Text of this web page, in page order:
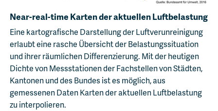
Near-real-time Karten der aktuellen Luftbelastung
Eine kartografische Darstellung der Luftverunreinigung
erlaubt eine rasche Übersicht der Belastungssituation
und ihrer räumlichen Differenzierung. Mit der heutigen
Dichte von Messstationen der Fachstellen von Städten,
Kantonen und des Bundes ist es möglich, aus
gemessenen Daten Karten der aktuellen Luftbelastung
zu interpolieren.